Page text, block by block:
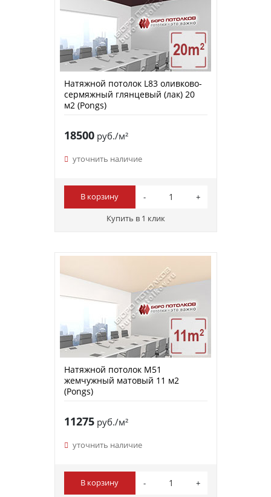
Натяжной потолок L83 оливково-
сермяжный глянцевый (лак) 20
м2 (Pongs)
18500руб./м²
уточнить наличие
В корзину
Купить в 1 клик
Натяжной потолок M51
жемчужный матовый 11 м2
(Pongs)
11275руб./м²
уточнить наличие
В корзину